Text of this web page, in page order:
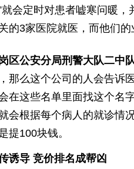
就会定时对患者嘘寒问暖
的3家医院就医，而他们的
区公安分局刑警大队二中
那么这个公司的人会告诉
在这些名单里面找这个名
会根据每个病人的就诊情
提100块钱。
诱导 竞价排名成帮凶